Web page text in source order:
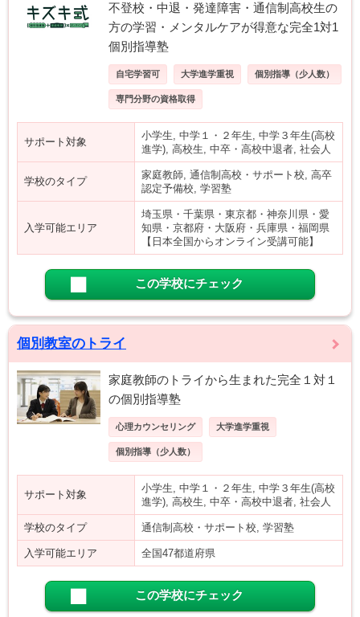
不登校・中退・発達障害・通信制高校生の
方の学習・メンタルケアが得意な完全1対1
個別指導塾
自宅学習可 大学進学重視 個別指導（少人数）
専門分野の資格取得
サポート対象
小学生, 中学１・２年生, 中学３年生(高校
進学), 高校生, 中卒・高校中退者, 社会人
学校のタイプ
家庭教師, 通信制高校・サポート校, 高卒
認定予備校, 学習塾
入学可能エリア
埼玉県・千葉県・東京都・神奈川県・愛
知県・京都府・大阪府・兵庫県・福岡県
【日本全国からオンライン受講可能】
この学校にチェック
個別教室のトライ
家庭教師のトライから生まれた完全１対１
の個別指導塾
心理カウンセリング 大学進学重視
個別指導（少人数）
サポート対象
小学生, 中学１・２年生, 中学３年生(高校
進学), 高校生, 中卒・高校中退者, 社会人
学校のタイプ 通信制高校・サポート校, 学習塾
入学可能エリア 全国47都道府県
この学校にチェック